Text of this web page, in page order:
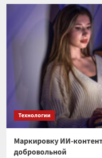
Технологии
Маркировку ИИ-
добровольной